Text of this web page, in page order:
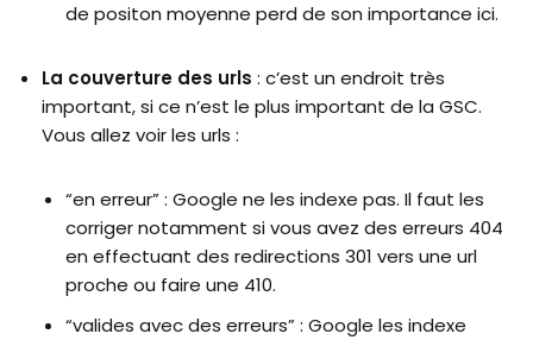
de positon moyenne perd de son importance ici.
La couverture des urls : c’est un endroit très
important, si ce n’est le plus important de la GSC.
Vous allez voir les urls :
“en erreur” : Google ne les indexe pas. Il faut les
corriger notamment si vous avez des erreurs 404
en effectuant des redirections 301 vers une url
proche ou faire une 410.
“valides avec des erreurs” : Google les indexe